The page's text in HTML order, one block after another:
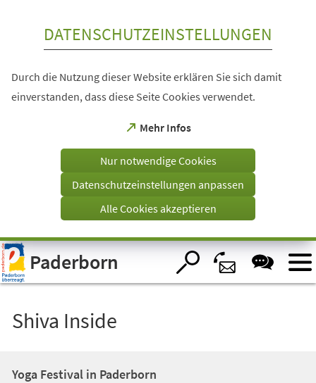
Visuelle
Assistenzsoftware
öffnen.
DATENSCHUTZEINSTELLUNGEN
Durch die Nutzung dieser Website erklären Sie sich damit
einverstanden, dass diese Seite Cookies verwendet.
Mehr Infos
(Öffnet
einem
Tab)
Nur notwendige Cookies
Datenschutzeinstellungen anpassen
Alle Cookies akzeptieren
Paderborn
Shiva Inside
Yoga Festival in Paderborn